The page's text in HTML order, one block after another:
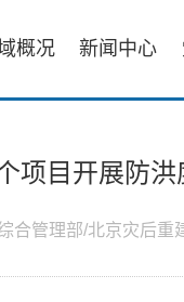
概况 新闻中心
项目开展防
合管理部/北京灾后重